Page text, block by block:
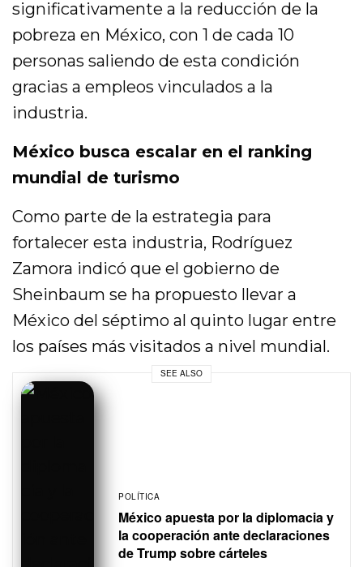
significativamente a la reducción de la
pobreza en México, con 1 de cada 10
personas saliendo de esta condición
gracias a empleos vinculados a la
industria.
México busca escalar en el ranking
mundial de turismo
Como parte de la estrategia para
fortalecer esta industria, Rodríguez
Zamora indicó que el gobierno de
Sheinbaum se ha propuesto llevar a
México del séptimo al quinto lugar entre
los países más visitados a nivel mundial.
SEE ALSO
POLÍTICA
México apuesta por la diplomacia y
la cooperación ante declaraciones
de Trump sobre cárteles